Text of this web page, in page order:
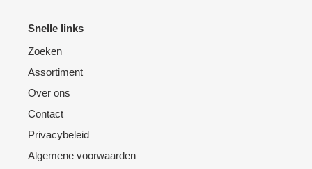
Snelle links
Zoeken
Assortiment
Over ons
Contact
Privacybeleid
Algemene voorwaarden